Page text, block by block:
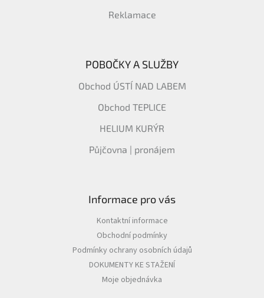
Reklamace
POBOČKY A SLUŽBY
Obchod ÚSTÍ NAD LABEM
Obchod TEPLICE
HELIUM KURÝR
Půjčovna | pronájem
Informace pro vás
Kontaktní informace
Obchodní podmínky
Podmínky ochrany osobních údajů
DOKUMENTY KE STAŽENÍ
Moje objednávka